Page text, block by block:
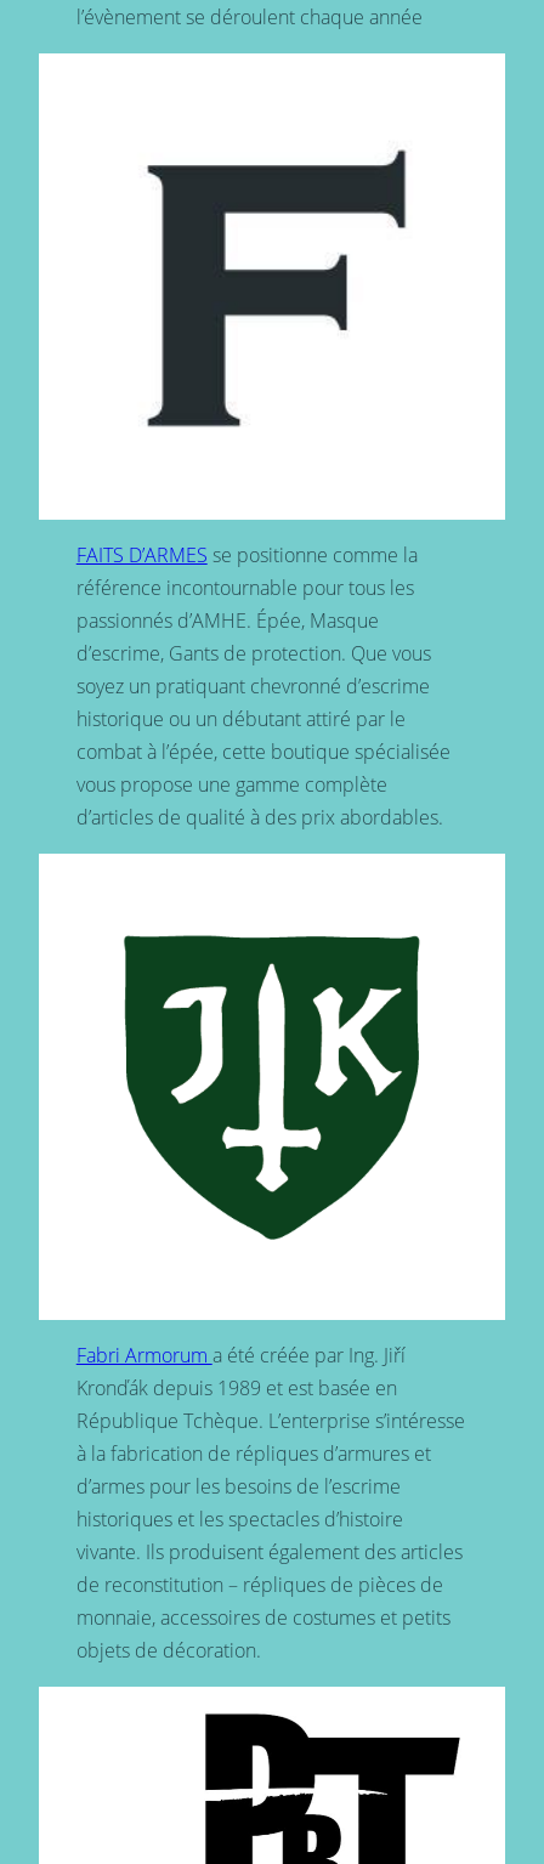
l’évènement se déroulent chaque année
FAITS D’ARMES se positionne comme la
référence incontournable pour tous les
passionnés d’AMHE. Épée, Masque
d’escrime, Gants de protection. Que vous
soyez un pratiquant chevronné d’escrime
historique ou un débutant attiré par le
combat à l’épée, cette boutique spécialisée
vous propose une gamme complète
d’articles de qualité à des prix abordables.
Fabri Armorum a été créée par Ing. Jiří
Kronďák depuis 1989 et est basée en
République Tchèque. L’enterprise s’intéresse
à la fabrication de répliques d’armures et
d’armes pour les besoins de l’escrime
historiques et les spectacles d’histoire
vivante. Ils produisent également des articles
de reconstitution – répliques de pièces de
monnaie, accessoires de costumes et petits
objets de décoration.